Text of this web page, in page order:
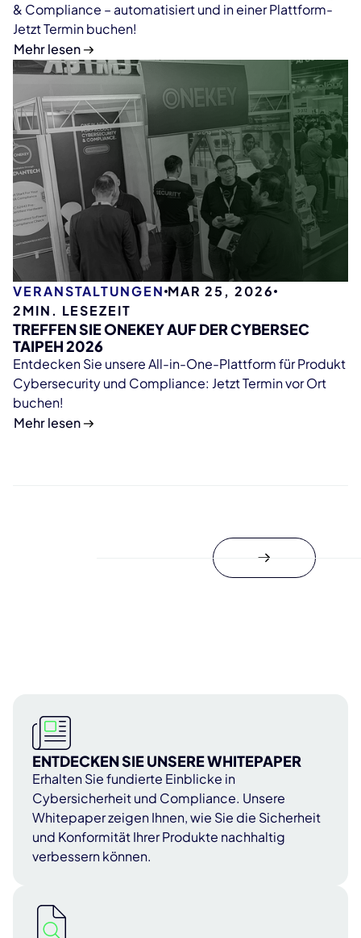
& Compliance – automatisiert und in einer Plattform-
Jetzt Termin buchen!
Mehr lesen
VERANSTALTUNGEN MAR 25, 2026
2MIN. LESEZEIT
TREFFEN SIE ONEKEY AUF DER CYBERSEC
TAIPEH 2026
Entdecken Sie unsere All-in-One-Plattform für Produkt
Cybersecurity und Compliance: Jetzt Termin vor Ort
buchen!
Mehr lesen
ENTDECKEN SIE UNSERE WHITEPAPER
Erhalten Sie fundierte Einblicke in
Cybersicherheit und Compliance. Unsere
Whitepaper zeigen Ihnen, wie Sie die Sicherheit
und Konformität Ihrer Produkte nachhaltig
verbessern können.